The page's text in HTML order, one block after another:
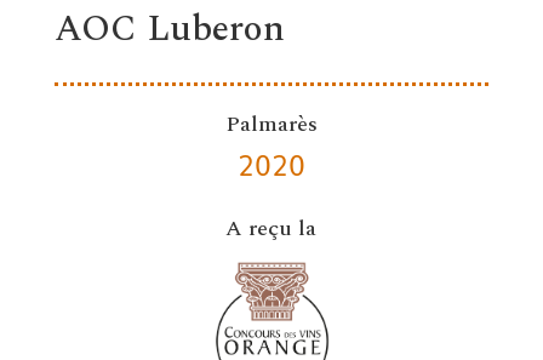
AOC Luberon
Palmarès
2020
A reçu la